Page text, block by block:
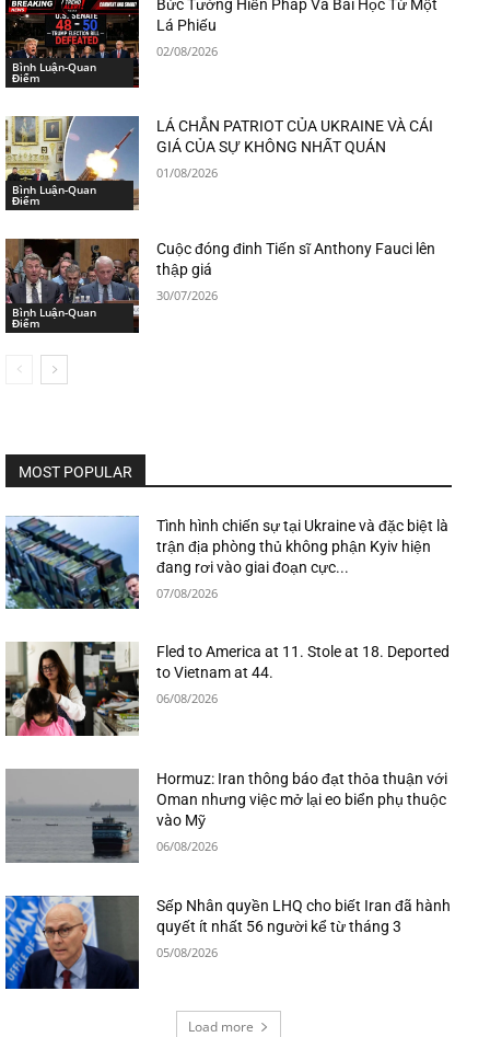
Bình Luận-Quan
Điểm
Bức Tường Hiến Pháp Và Bài Học Từ Một
Lá Phiếu
02/08/2026
Bình Luận-Quan
Điểm
LÁ CHẮN PATRIOT CỦA UKRAINE VÀ CÁI
GIÁ CỦA SỰ KHÔNG NHẤT QUÁN
01/08/2026
Bình Luận-Quan
Điểm
Cuộc đóng đinh Tiến sĩ Anthony Fauci lên
thập giá
30/07/2026
MOST POPULAR
Tình hình chiến sự tại Ukraine và đặc biệt là
trận địa phòng thủ không phận Kyiv hiện
đang rơi vào giai đoạn cực...
07/08/2026
Fled to America at 11. Stole at 18. Deported
to Vietnam at 44.
06/08/2026
Hormuz: Iran thông báo đạt thỏa thuận với
Oman nhưng việc mở lại eo biển phụ thuộc
vào Mỹ
06/08/2026
Sếp Nhân quyền LHQ cho biết Iran đã hành
quyết ít nhất 56 người kể từ tháng 3
05/08/2026
Load more